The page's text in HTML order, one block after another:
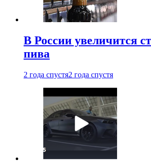
В России увеличится
пива
2 года спустя2 года спустя